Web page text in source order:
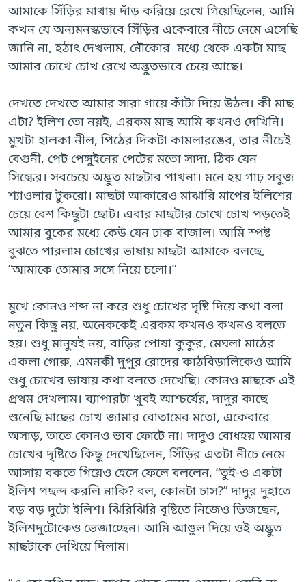
আমাকে সিঁড়ির মাথায় দাঁড় করিয়ে রেখে গিয়েছিলেন, আমি
কখন যে অন্যমনস্কভাবে সিঁড়ির একেবারে নীচে নেমে এসেছি
জানি না, হঠাৎ দেখলাম, নৌকোর মধ্যে থেকে একটা মাছ
আমার চোখে চোখ রেখে অদ্ভুতভাবে চেয়ে আছে।
দেখতে দেখতে আমার সারা গায়ে কাঁটা দিয়ে উঠল। কী মাছ
এটা? ইলিশ তো নয়ই, এরকম মাছ আমি কখনও দেখিনি।
মুখটা হালকা নীল, পিঠের দিকটা কামলারঙের, তার নীচেই
বেগুনী, পেট পেঙ্গুইনের পেটের মতো সাদা, ঠিক যেন
সিল্কের। সবচেয়ে অদ্ভুত মাছটার পাখনা। মনে হয় গাঢ় সবুজ
শ্যাওলার টুকরো। মাছটা আকারেও মাঝারি মাপের ইলিশের
চেয়ে বেশ কিছুটা ছোট। এবার মাছটার চোখে চোখ পড়তেই
আমার বুকের মধ্যে কেউ যেন ঢাক বাজাল। আমি স্পষ্ট
বুঝতে পারলাম চোখের ভাষায় মাছটা আমাকে বলছে,
“আমাকে তোমার সঙ্গে নিয়ে চলো।”
মুখে কোনও শব্দ না করে শুধু চোখের দৃষ্টি দিয়ে কথা বলা
নতুন কিছু নয়, অনেককেই এরকম কখনও কখনও বলতে
হয়। শুধু মানুষই নয়, বাড়ির পোষা কুকুর, মেঘলা মাঠের
একলা গোরু, এমনকী দুপুর রোদের কাঠবিড়ালিকেও আমি
শুধু চোখের ভাষায় কথা বলতে দেখেছি। কোনও মাছকে এই
প্রথম দেখলাম। ব্যাপারটা খুবই আশ্চর্যের, দাদুর কাছে
শুনেছি মাছের চোখ জামার বোতামের মতো, একেবারে
অসাড়, তাতে কোনও ভাব ফোটে না। দাদুও বোধহয় আমার
চোখের দৃষ্টিতে কিছু দেখেছিলেন, সিঁড়ির এতটা নীচে নেমে
আসায় বকতে গিয়েও হেসে ফেলে বললেন, “তুই-ও একটা
ইলিশ পছন্দ করলি নাকি? বল, কোনটা চাস?” দাদুর দুহাতে
বড় বড় দুটো ইলিশ। ঝিরিঝিরি বৃষ্টিতে নিজেও ভিজছেন,
ইলিশদুটোকেও ভেজাচ্ছেন। আমি আঙুল দিয়ে ওই অদ্ভুত
মাছটাকে দেখিয়ে দিলাম।